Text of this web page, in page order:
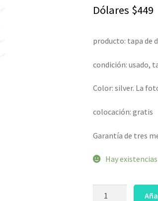
Dólares $449
producto: tapa de
condición: usado,
Color: silver. La
colocación: gratis
Garantía de tres
Hay existencias